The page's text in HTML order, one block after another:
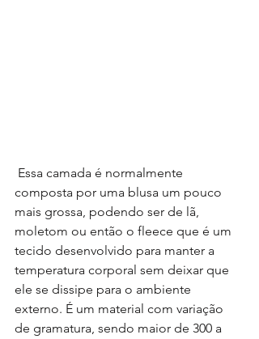
composta por uma blusa um pouco
mais grossa, podendo ser de lã,
moletom ou então o fleece que é um
tecido desenvolvido para manter a
temperatura corporal sem deixar que
ele se dissipe para o ambiente
externo. É um material com variação
de gramatura, sendo maior de 300 a